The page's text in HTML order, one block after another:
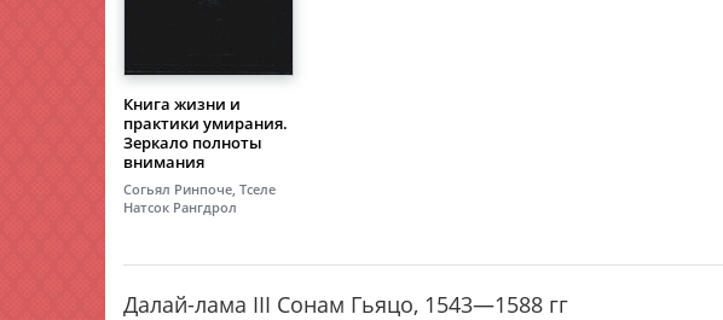
Книга жизни и
практики умирания.
Зеркало полноты
внимания
Согьял Ринпоче, Тселе
Натсок Рангдрол
Далай-лама III Сонам Гьяцо, 1543—1588 гг